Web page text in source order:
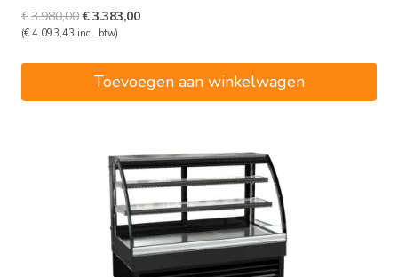
€3.980,00Oorspronkelijke
prijs
€3.980,00.
€3.383,00Huidige
(€ 4.093,43 incl. btw)
Toevoegen aan winkelwagen